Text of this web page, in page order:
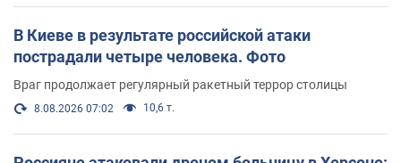
В Киеве в результате российской атаки
пострадали четыре человека. Фото
Враг продолжает регулярный ракетный террор столицы
8.08.2026 07:02 10,6 т.